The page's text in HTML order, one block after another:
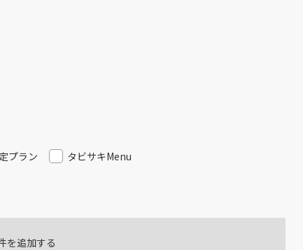
プラン
タビサキMenu
を追加する